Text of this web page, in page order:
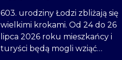
603. urodziny Łodzi zbliżają się
wielkimi krokami. Od 24 do 26
lipca 2026 roku mieszkańcy i
turyści będą mogli wziąć…